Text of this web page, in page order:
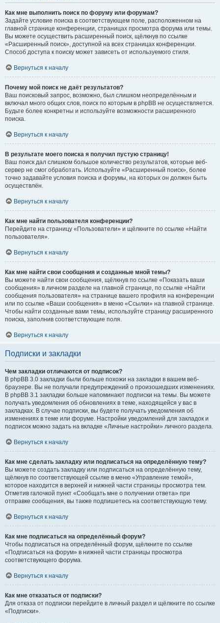
Как мне выполнить поиск по форуму или форумам?
Задайте условие поиска в соответствующем поле, расположенном на
главной странице конференции, страницах просмотра форума или темы.
Вы можете осуществить расширенный поиск, щёлкнув по ссылке
«Расширенный поиск», доступной на всех страницах конференции.
Способ доступа к поиску может зависеть от используемого стиля.
Вернуться к началу
Почему мой поиск не даёт результатов?
Ваш поисковый запрос, возможно, был слишком неопределённым и
включал много общих слов, поиск по которым в phpBB не осуществляется.
Будьте более конкретны и используйте возможности расширенного
поиска.
Вернуться к началу
В результате моего поиска я получил пустую страницу!
Ваш поиск дал слишком большое количество результатов, которые веб-
сервер не смог обработать. Используйте «Расширенный поиск», более
точно задавайте условия поиска и форумы, на которых он должен быть
осуществлён.
Вернуться к началу
Как мне найти пользователя конференции?
Перейдите на страницу «Пользователи» и щёлкните по ссылке «Найти
пользователя».
Вернуться к началу
Как мне найти свои сообщения и созданные мной темы?
Вы можете найти свои сообщения, щёлкнув по ссылке «Показать ваши
сообщения» в личном разделе на главной странице, по ссылке «Найти
сообщения пользователя» на странице вашего профиля на конференции
или по ссылке «Ваши сообщения» в меню «Ссылки» на главной странице.
Чтобы найти созданные вами темы, используйте страницу расширенного
поиска, заполнив соответствующие поля.
Вернуться к началу
Подписки и закладки
Чем закладки отличаются от подписок?
В phpBB 3.0 закладки были больше похожи на закладки в вашем веб-
браузере. Вы не получали предупреждений о произошедших изменениях.
В phpBB 3.1 закладки больше напоминают подписки на темы. Вы можете
получать уведомления об обновлениях в теме, находящейся у вас в
закладках. В случае подписки, вы будете получать уведомления об
изменениях в теме или форуме. Настройки уведомлений для закладок и
подписок можно задать на вкладке «Личные настройки» личного раздела.
Вернуться к началу
Как мне сделать закладку или подписаться на определённую тему?
Вы можете создать закладку или подписаться на определённую тему,
щёлкнув по соответствующей ссылке в меню «Управление темой»,
которое находится в верхней и нижней части страницы просмотра тем.
Отметив галочкой пункт «Сообщать мне о получении ответа» при
отправке сообщения, вы также подпишетесь на соответствующую тему.
Вернуться к началу
Как мне подписаться на определённый форум?
Чтобы подписаться на определённый форум, щёлкните по ссылке
«Подписаться на форум» в нижней части страницы просмотра
соответствующего форума.
Вернуться к началу
Как мне отказаться от подписки?
Для отказа от подписки перейдите в личный раздел и щёлкните по ссылке
«Подписки».